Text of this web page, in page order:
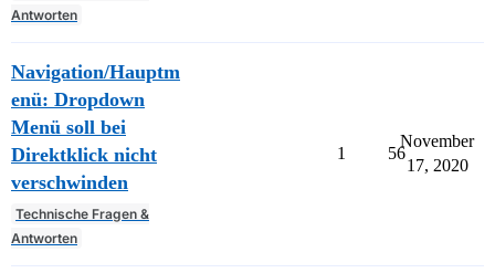
Antworten
Navigation/Hauptm
enü: Dropdown
Menü soll bei
Direktklick nicht
verschwinden
Technische Fragen &
Antworten
1 56
November
17, 2020